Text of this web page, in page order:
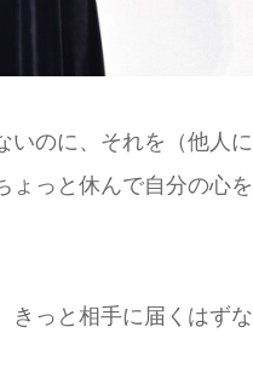
のに、それを（他人
っと休んで自分の心
っと相手に届くはず